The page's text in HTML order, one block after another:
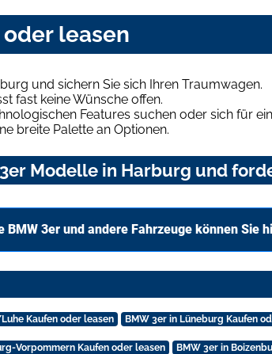
leasen
und sichern Sie sich Ihren Traumwagen.
fast keine Wünsche offen.
Features suchen oder sich für
breite Palette an Optionen.
Modelle in Harburg und
BMW 3er und andere Fahrzeuge können Sie
Kaufen oder leasen BMW 3er in Lüneburg Kaufen
Vorpommern Kaufen oder leasen BMW 3er in